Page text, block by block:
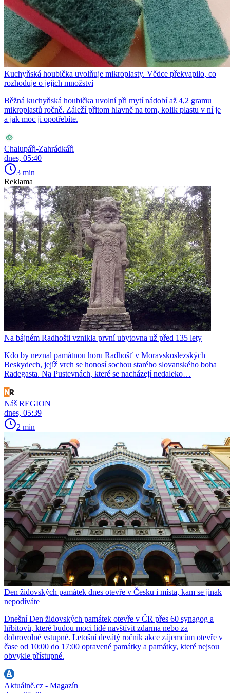
Kuchyňská houbička uvolňuje mikroplasty. Vědce překvapilo, co
rozhoduje o jejich množství
Běžná kuchyňská houbička uvolní při mytí nádobí až 4,2 gramu
mikroplastů ročně. Záleží přitom hlavně na tom, kolik plastu v ní je
a jak moc ji opotřebíte.
Chalupáři-Zahrádkáři
dnes, 05:40
3 min
Reklama
Na bájném Radhošti vznikla první ubytovna už před 135 lety
Kdo by neznal památnou horu Radhošť v Moravskoslezských
Beskydech, jejíž vrch se honosí sochou starého slovanského boha
Radegasta. Na Pustevnách, které se nacházejí nedaleko…
Náš REGION
dnes, 05:39
2 min
Den židovských památek dnes otevře v Česku i místa, kam se jinak
nepodíváte
Dnešní Den židovských památek otevře v ČR přes 60 synagog a
hřbitovů, které budou moci lidé navštívit zdarma nebo za
dobrovolné vstupné. Letošní devátý ročník akce zájemcům otevře v
čase od 10:00 do 17:00 opravené památky a památky, které nejsou
obvykle přístupné.
Aktuálně.cz - Magazín